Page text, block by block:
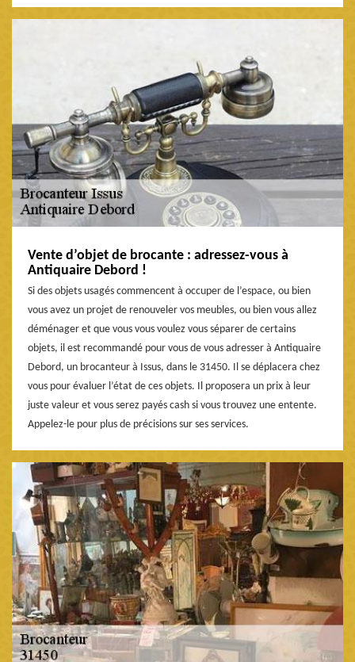
Vente d’objet de brocante : adressez-vous à
Antiquaire Debord !
Si des objets usagés commencent à occuper de l’espace, ou bien
vous avez un projet de renouveler vos meubles, ou bien vous allez
déménager et que vous vous voulez vous séparer de certains
objets, il est recommandé pour vous de vous adresser à Antiquaire
Debord, un brocanteur à Issus, dans le 31450. Il se déplacera chez
vous pour évaluer l’état de ces objets. Il proposera un prix à leur
juste valeur et vous serez payés cash si vous trouvez une entente.
Appelez-le pour plus de précisions sur ses services.